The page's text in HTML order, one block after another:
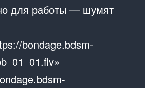
для работы — шумят
bondage.bdsm-